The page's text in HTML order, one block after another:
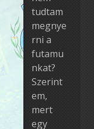
tudtam
megnye
rni a
futamu
nkat?
Szerint
em,
mert
egy